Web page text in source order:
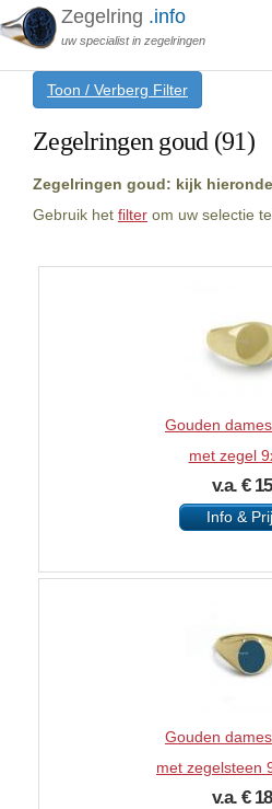
Zegelring .info
uw specialist in zegelringen
Toon / Verberg Filter
Zegelringen goud (91)
Zegelringen goud: kijk
Gebruik het filter om uw selectie
Gouden
met zegel
v.a. €
Info &
Gouden
met zegelsteen
v.a. €